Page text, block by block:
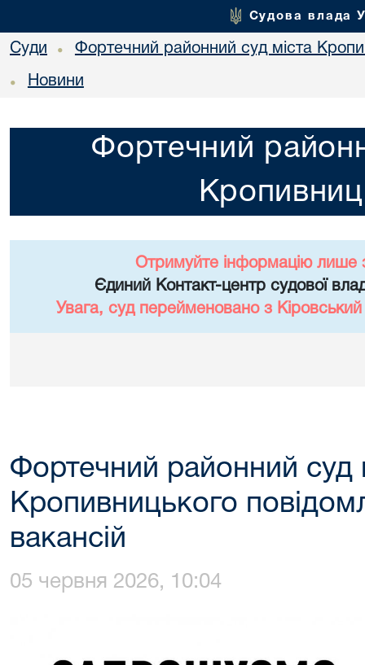
Судова влада
Суди • Фортечний районний суд міста
• Новини
Фортечний
Отримуйте інформацію лише
Єдиний Контакт-центр судової
Увага, суд перейменовано з
Фортечний районний суд
Кропивницького
вакансій
05 червня 2026, 10:04